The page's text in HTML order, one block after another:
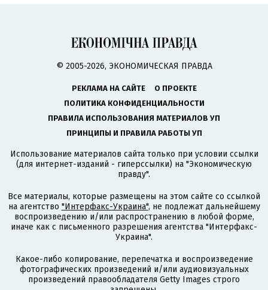
© 2005-2026, ЭКОНОМИЧЕСКАЯ ПРАВДА
РЕКЛАМА НА САЙТЕ
О ПРОЕКТЕ
ПОЛИТИКА КОНФИДЕНЦИАЛЬНОСТИ
ПРАВИЛА ИСПОЛЬЗОВАНИЯ МАТЕРИАЛОВ УП
ПРИНЦИПЫ И ПРАВИЛА РАБОТЫ УП
Использование материалов сайта только при условии ссылки
(для интернет-изданий - гиперссылки) на "Экономическую
правду".
Все материалы, которые размещены на этом сайте со ссылкой
на агентство "Интерфакс-Украина", не подлежат дальнейшему
воспроизведению и/или распространению в любой форме,
иначе как с письменного разрешения агентства "Интерфакс-
Украина".
Какое-либо копирование, перепечатка и воспроизведение
фотографических произведений и/или аудиовизуальных
произведений правообладателя Getty Images строго